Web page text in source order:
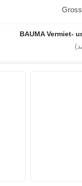
BAUMA Vermiet-